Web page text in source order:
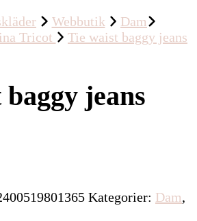
Webbutik
Dam
Tricot Tie waist baggy jeans
jeans
Kategorier: Dam,